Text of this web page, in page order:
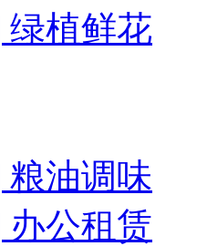
绿植鲜花
粮油调味
办公租赁